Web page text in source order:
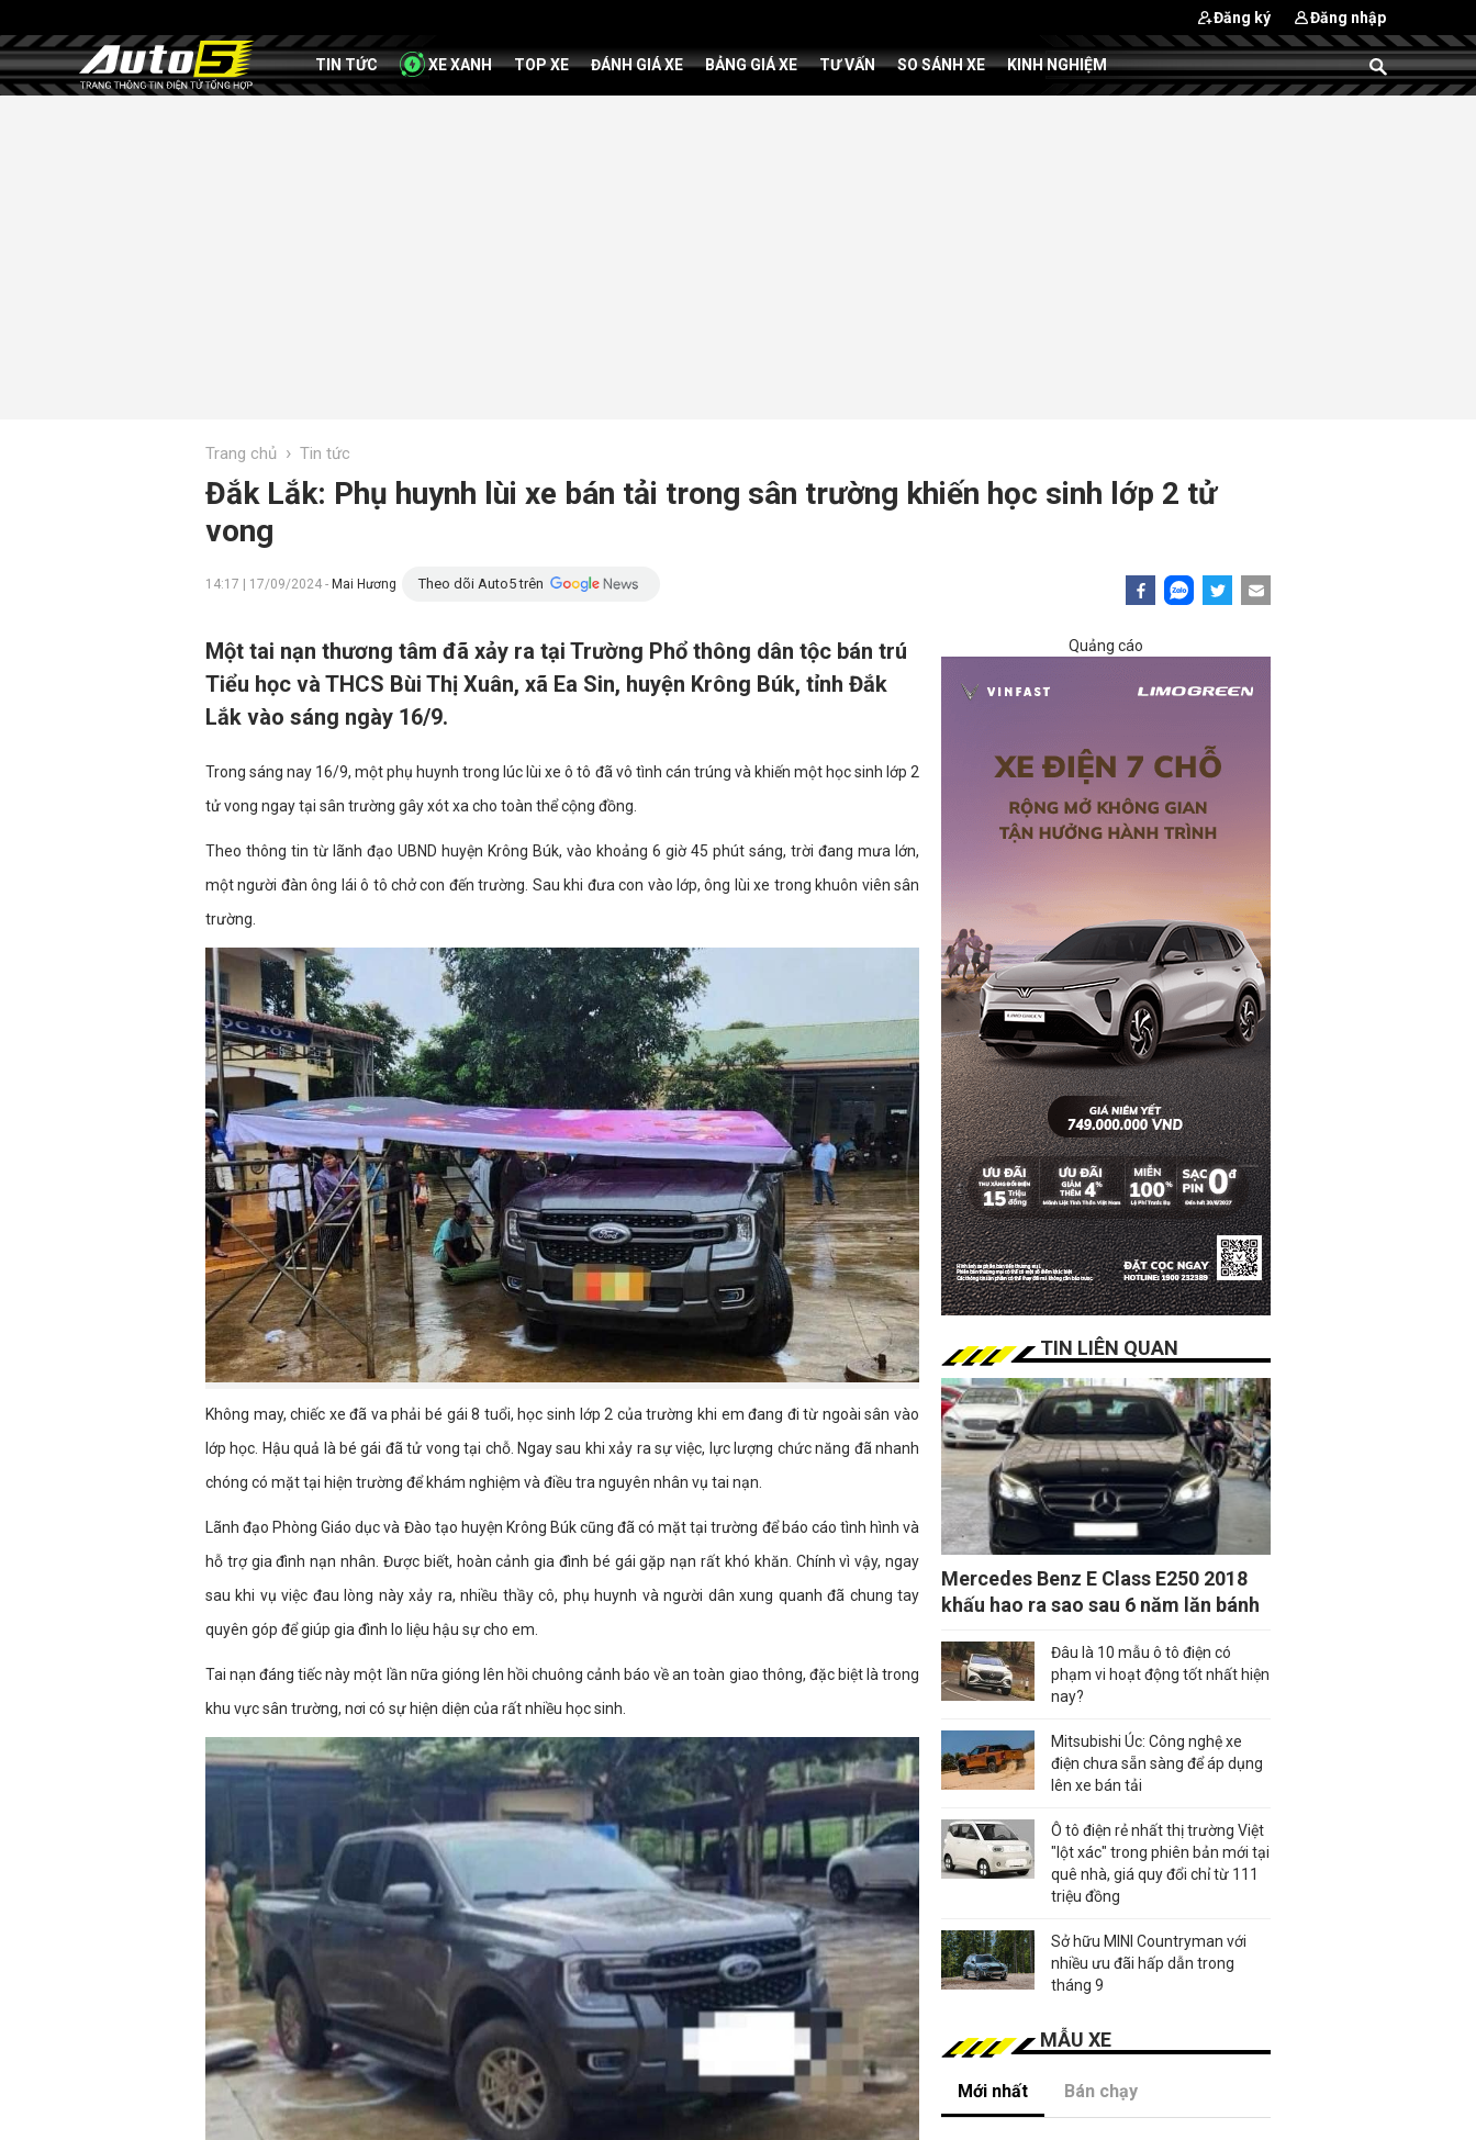
Đăng ký Đăng nhập
TIN TỨC XE XANH TOP XE ĐÁNH GIÁ XE BẢNG GIÁ XE TƯ VẤN SO SÁNH XE KINH NGHIỆM
Trang chủ › Tin tức
Đắk Lắk: Phụ huynh lùi xe bán tải trong sân trường khiến học sinh lớp 2 tử
vong
14:17 | 17/09/2024 - Mai Hương Theo dõi Auto5 trên
Một tai nạn thương tâm đã xảy ra tại Trường Phổ thông dân tộc bán trú
Tiểu học và THCS Bùi Thị Xuân, xã Ea Sin, huyện Krông Búk, tỉnh Đắk
Lắk vào sáng ngày 16/9.
Trong sáng nay 16/9, một phụ huynh trong lúc lùi xe ô tô đã vô tình cán trúng và khiến một học sinh lớp 2
tử vong ngay tại sân trường gây xót xa cho toàn thể cộng đồng.
Theo thông tin từ lãnh đạo UBND huyện Krông Búk, vào khoảng 6 giờ 45 phút sáng, trời đang mưa lớn,
một người đàn ông lái ô tô chở con đến trường. Sau khi đưa con vào lớp, ông lùi xe trong khuôn viên sân
trường.
Không may, chiếc xe đã va phải bé gái 8 tuổi, học sinh lớp 2 của trường khi em đang đi từ ngoài sân vào
lớp học. Hậu quả là bé gái đã tử vong tại chỗ. Ngay sau khi xảy ra sự việc, lực lượng chức năng đã nhanh
chóng có mặt tại hiện trường để khám nghiệm và điều tra nguyên nhân vụ tai nạn.
Lãnh đạo Phòng Giáo dục và Đào tạo huyện Krông Búk cũng đã có mặt tại trường để báo cáo tình hình và
hỗ trợ gia đình nạn nhân. Được biết, hoàn cảnh gia đình bé gái gặp nạn rất khó khăn. Chính vì vậy, ngay
sau khi vụ việc đau lòng này xảy ra, nhiều thầy cô, phụ huynh và người dân xung quanh đã chung tay
quyên góp để giúp gia đình lo liệu hậu sự cho em.
Tai nạn đáng tiếc này một lần nữa gióng lên hồi chuông cảnh báo về an toàn giao thông, đặc biệt là trong
khu vực sân trường, nơi có sự hiện diện của rất nhiều học sinh.
Quảng cáo
TIN LIÊN QUAN
Mercedes Benz E Class E250 2018
khấu hao ra sao sau 6 năm lăn bánh
Đâu là 10 mẫu ô tô điện có
phạm vi hoạt động tốt nhất hiện
nay?
Mitsubishi Úc: Công nghệ xe
điện chưa sẵn sàng để áp dụng
lên xe bán tải
Ô tô điện rẻ nhất thị trường Việt
"lột xác" trong phiên bản mới tại
quê nhà, giá quy đổi chỉ từ 111
triệu đồng
Sở hữu MINI Countryman với
nhiều ưu đãi hấp dẫn trong
tháng 9
MẪU XE
Mới nhất Bán chạy